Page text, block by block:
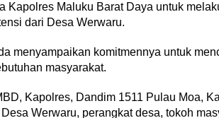
Kapolres Maluku Barat Daya untuk
dari Desa Werwaru.
menyampaikan komitmennya untuk
masyarakat.
Kapolres, Dandim 1511 Pulau Moa,
Werwaru, perangkat desa, tokoh